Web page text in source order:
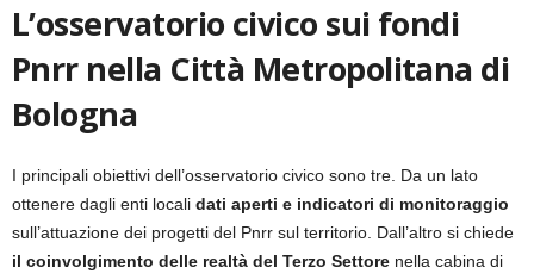
L’osservatorio civico sui fondi
Pnrr nella Città Metropolitana di
Bologna
I principali obiettivi dell’osservatorio civico sono tre. Da un lato
ottenere dagli enti locali dati aperti e indicatori di monitoraggio
sull’attuazione dei progetti del Pnrr sul territorio. Dall’altro si chiede
il coinvolgimento delle realtà del Terzo Settore nella cabina di